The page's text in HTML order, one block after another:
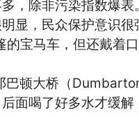
除非污染指数爆表
显，民众保护意识
宝马车，但还戴着
大桥（
面喝了好多水才缓